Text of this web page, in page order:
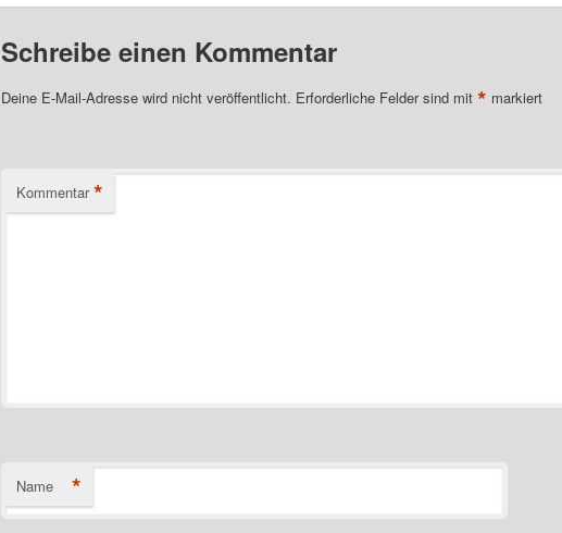
Schreibe einen Kommentar
Deine E-Mail-Adresse wird nicht veröffentlicht. Erforderliche Felder sind mit * markiert
Kommentar *
Name *